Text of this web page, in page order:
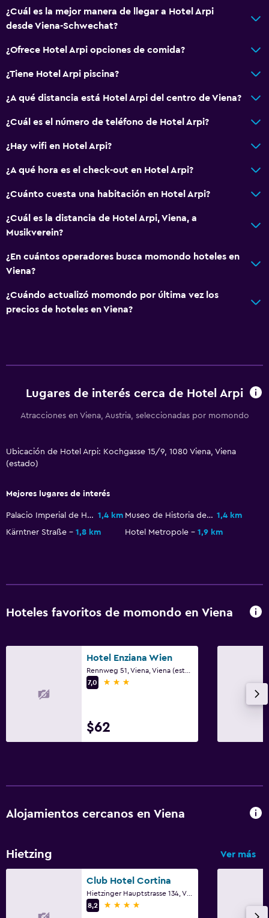
TV de pantalla plana
TV
Para no fumadores
Almohada sin plumas
Fax/fotocopiadora
Escritorio
General
Espacio de almacenamiento
Estacionamiento y transporte
Salud y seguridad
¿Cuál es la mejor manera de llegar a Hotel Arpi
desde Viena-Schwechat?
¿Ofrece Hotel Arpi opciones de comida?
¿Tiene Hotel Arpi piscina?
¿A qué distancia está Hotel Arpi del centro de Viena?
¿Cuál es el número de teléfono de Hotel Arpi?
¿Hay wifi en Hotel Arpi?
¿A qué hora es el check-out en Hotel Arpi?
¿Cuánto cuesta una habitación en Hotel Arpi?
¿Cuál es la distancia de Hotel Arpi, Viena, a
Musikverein?
¿En cuántos operadores busca momondo hoteles en
Viena?
¿Cuándo actualizó momondo por última vez los
precios de hoteles en Viena?
Lugares de interés cerca de Hotel Arpi
Atracciones en Viena, Austria, seleccionadas por momondo
Ubicación de Hotel Arpi: Kochgasse 15/9, 1080 Viena, Viena
(estado)
Mejores lugares de interés
Palacio Imperial de Hofburg 1,4 km Museo de Historia del Arte de Viena 1,4 km
Kärntner Straße
1,8 km Hotel Metropole 1,9 km
Hoteles favoritos de momondo en Viena
Hotel Enziana Wien
7,0
3 estrellas
$62
Alojamientos cercanos en Viena
Hietzing Ver más
Club Hotel Cortina
8,2
4 estrellas